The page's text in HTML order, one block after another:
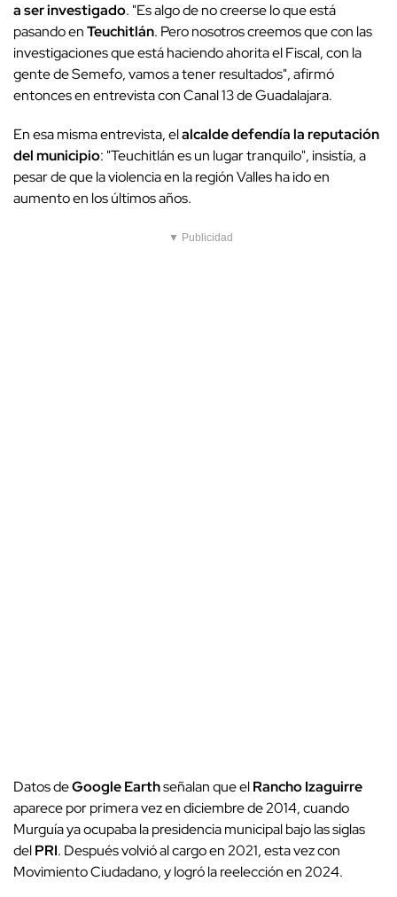
a ser investigado. "Es algo de no creerse lo que está
pasando enTeuchitlán. Pero nosotros creemos que con las
investigaciones que está haciendo ahorita el Fiscal, con la
gente de Semefo, vamos a tener resultados", afirmó
entonces en entrevista con Canal 13 de Guadalajara.
En esa misma entrevista, elalcalde defendía la reputación
del municipio: "Teuchitlán es un lugar tranquilo", insistía, a
pesar de que la violencia en la región Valles ha ido en
aumento en los últimos años.
▼ Publicidad
Datos deGoogle Earthseñalan que elRancho Izaguirre
aparece por primera vez en diciembre de 2014, cuando
Murguía ya ocupaba la presidencia municipal bajo las siglas
delPRI. Después volvió al cargo en 2021, esta vez con
Movimiento Ciudadano, y logró la reelección en 2024.